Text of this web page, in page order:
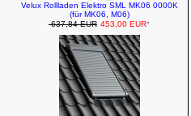
Velux Rollladen Elektro SML MK06 0000K
(für MK06, M06)
637,84 EUR 453,00 EUR*